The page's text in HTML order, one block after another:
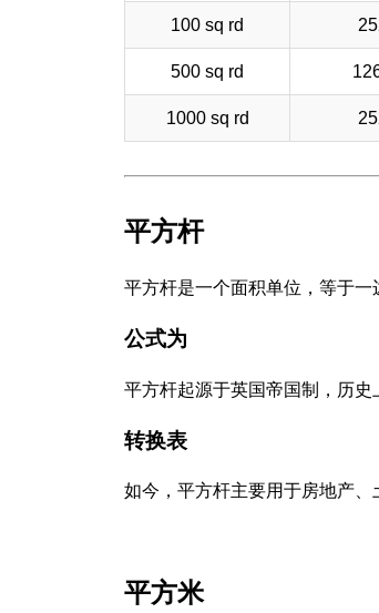
100 sq rd
500 sq rd
1000 sq rd
平方杆
平方杆是一个面积单位，等于一
公式为
平方杆起源于英国帝国制，历史
转换表
如今，平方杆主要用于房地产、
平方米